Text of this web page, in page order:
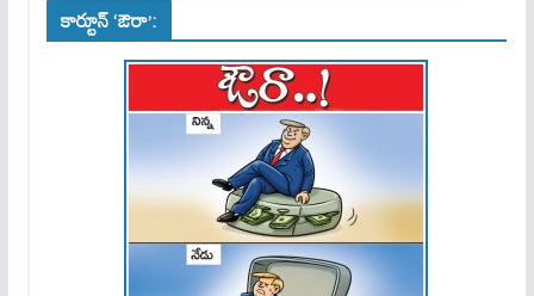
కార్టూన్ ‘ఔరా’: